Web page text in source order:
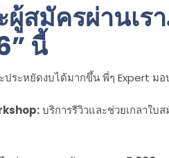
สมัครผ่านเร
นี้
ประหยัดงบได้มากขึ้น พี่ๆ Expert ม
บริการรีวิวและช่วยเกลาใ